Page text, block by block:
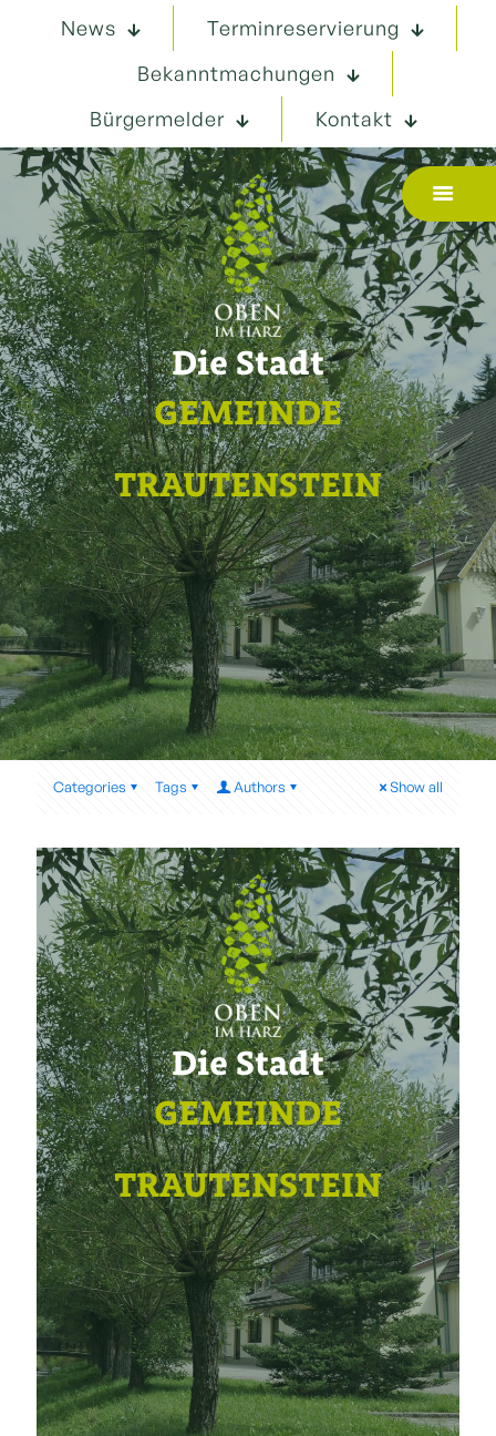
News
Terminreservierung
Bekanntmachungen
Bürgermelder
Kontakt
Die Stadt
GEMEINDE
TRAUTENSTEIN
Categories Tags Authors Show all
Die Stadt
GEMEINDE
TRAUTENSTEIN